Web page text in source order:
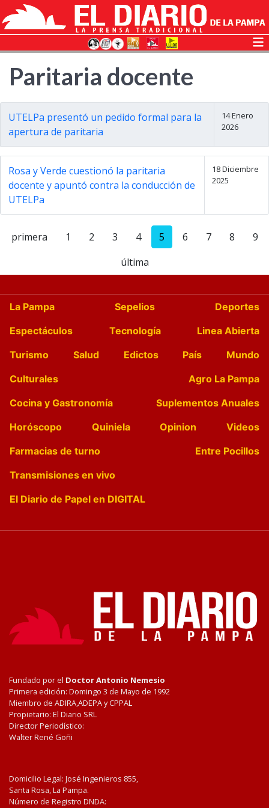
Paritaria docente
UTELPa presentó un pedido formal para la
apertura de paritaria
14 Enero
2026
Rosa y Verde cuestionó la paritaria
docente y apuntó contra la conducción de
UTELPa
18 Diciembre
2025
primera 1 2 3 4 5 6 7 8
9
última
La Pampa Sepelios
Deportes
Espectáculos
Tecnología
Linea Abierta
Turismo
Salud Edictos País
Mundo
Culturales
Agro La Pampa
Cocina y Gastronomía
Suplementos Anuales
Horóscopo
Quiniela Opinion
Videos
Farmacias de turno
Entre Pocillos
Transmisiones en vivo
El Diario de Papel en DIGITAL
Fundado por el Doctor Antonio Nemesio
Primera edición: Domingo 3 de Mayo de 1992
Miembro de ADIRA,ADEPA y CPPAL
Propietario: El Diario SRL
Director Periodístico:
Walter René Goñi
Domicilio Legal: José Ingenieros 855,
Santa Rosa, La Pampa.
Número de Registro DNDA: